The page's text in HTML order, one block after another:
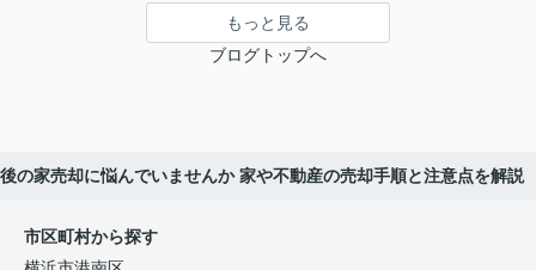
もっと見る
ブログトップへ
の家売却に悩んでいませんか 家や不動産の売却手順と注意点を解説
市区町村から探す